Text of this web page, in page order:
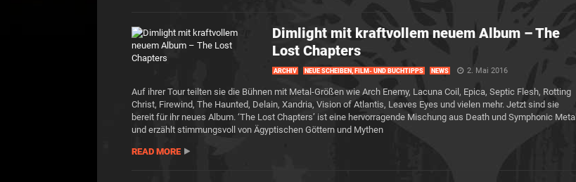
Dimlight mit kraftvollem neuem Album – The
Lost Chapters
ARCHIV NEUE SCHEIBEN, FILM- UND BUCHTIPPS NEWS 2. Mai 2016
Auf ihrer Tour teilten sie die Bühnen mit Metal-Größen wie Arch Enemy, Lacuna Coil, Epica, Septic Flesh, Rotting
Christ, Firewind, The Haunted, Delain, Xandria, Vision of Atlantis, Leaves Eyes und vielen mehr. Jetzt sind sie
bereit für ihr neues Album. ‘The Lost Chapters’ ist eine hervorragende Mischung aus Death und Symphonic Metal
und erzählt stimmungsvoll von Ägyptischen Göttern und Mythen
READ MORE